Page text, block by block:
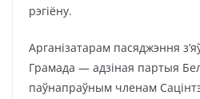
рэгіёну.
Арганізатарам пасяджэння
Грамада — адзіная партыя
паўнапраўным членам